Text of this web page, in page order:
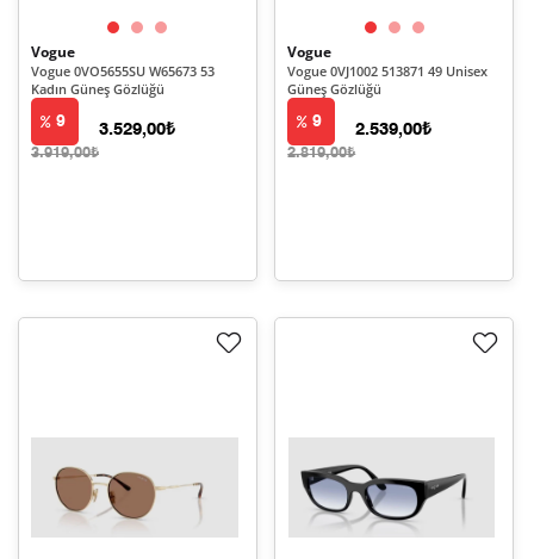
Vogue
Vogue 0VO5655SU W65673 53
Kadın Güneş Gözlüğü
9
3.919,00₺
3.529,00₺
Vogue
Vogue 0VJ1002 513871 49 Unisex
Güneş Gözlüğü
9
2.819,00₺
2.539,00₺